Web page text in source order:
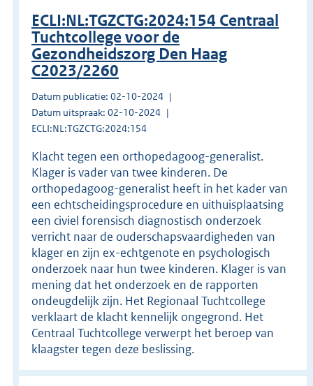
ECLI:NL:TGZCTG:2024:154 Centraal
Tuchtcollege voor de
Gezondheidszorg Den Haag
C2023/2260
Datum publicatie: 02-10-2024
Datum uitspraak: 02-10-2024
ECLI:NL:TGZCTG:2024:154
Klacht tegen een orthopedagoog-generalist.
Klager is vader van twee kinderen. De
orthopedagoog-generalist heeft in het kader van
een echtscheidingsprocedure en uithuisplaatsing
een civiel forensisch diagnostisch onderzoek
verricht naar de ouderschapsvaardigheden van
klager en zijn ex-echtgenote en psychologisch
onderzoek naar hun twee kinderen. Klager is van
mening dat het onderzoek en de rapporten
ondeugdelijk zijn. Het Regionaal Tuchtcollege
verklaart de klacht kennelijk ongegrond. Het
Centraal Tuchtcollege verwerpt het beroep van
klaagster tegen deze beslissing.